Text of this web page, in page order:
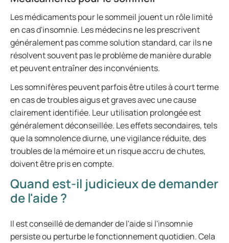
Les médicaments pour le sommeil jouent un rôle limité
en cas d'insomnie. Les médecins ne les prescrivent
généralement pas comme solution standard, car ils ne
résolvent souvent pas le problème de manière durable
et peuvent entraîner des inconvénients.
Les somnifères peuvent parfois être utiles à court terme
en cas de troubles aigus et graves avec une cause
clairement identifiée. Leur utilisation prolongée est
généralement déconseillée. Les effets secondaires, tels
que la somnolence diurne, une vigilance réduite, des
troubles de la mémoire et un risque accru de chutes,
doivent être pris en compte.
Quand est-il judicieux de demander
de l'aide ?
Il est conseillé de demander de l'aide si l'insomnie
persiste ou perturbe le fonctionnement quotidien. Cela